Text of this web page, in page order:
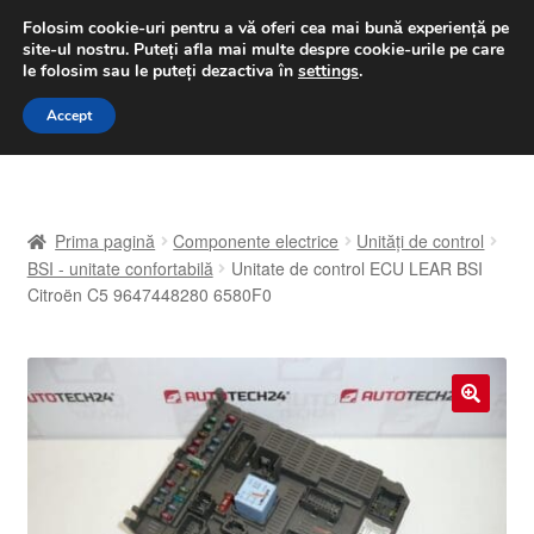
LIVRARE de la 33 lei
luni-vineri 9 a.m. - 4 p.m.031 229 6816
Sari
Sari
A lua legatura
Coș
Despre noi
Finalizare comandă
Prima pagină Componente electrice
Unități de control
BSI - unitate confortabilă
Unitate de control ECU LEAR BSI
Citroën C5 9647448280 6580F0
Folosim cookie-uri pentru a vă oferi cea mai bună experiență pe
site-ul nostru. Puteți afla mai multe despre cookie-urile pe care
le folosim sau le puteți dezactiva în settings.
Accept